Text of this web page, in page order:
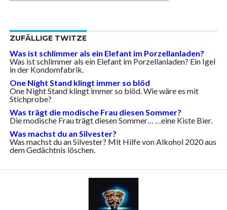
ZUFÄLLIGE TWITZE
Was ist schlimmer als ein Elefant im Porzellanladen?
Was ist schlimmer als ein Elefant im Porzellanladen? Ein Igel
in der Kondomfabrik.
One Night Stand klingt immer so blöd
One Night Stand klingt immer so blöd. Wie wäre es mit
Stichprobe?
Was trägt die modische Frau diesen Sommer?
Die modische Frau trägt diesen Sommer… …eine Kiste Bier.
Was machst du an Silvester?
Was machst du an Silvester? Mit Hilfe von Alkohol 2020 aus
dem Gedächtnis löschen.